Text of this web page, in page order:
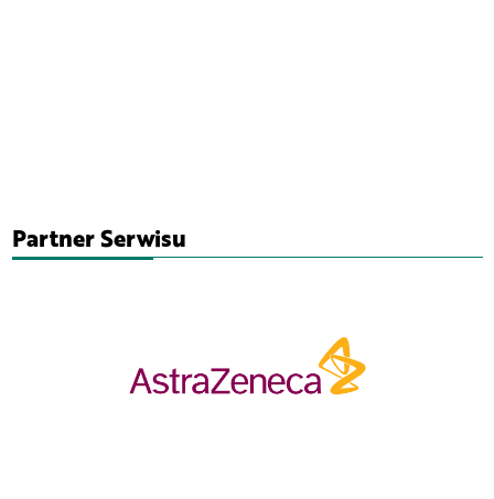
Partner Serwisu